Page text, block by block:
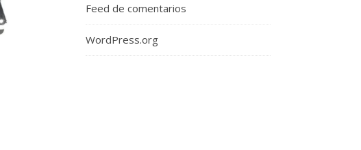
Feed de comentarios
WordPress.org